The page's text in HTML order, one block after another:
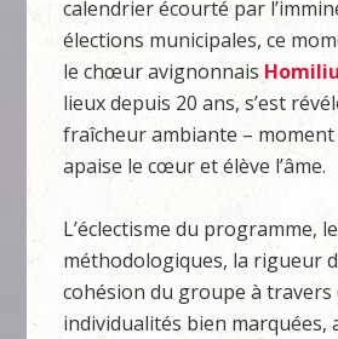
calendrier écourté par
élections municipales, ce
le chœur avignonnais
lieux depuis 20 ans, s’est
fraîcheur ambiante – moment
apaise le cœur et élève l’âme.
L’éclectisme du programme,
méthodologiques, la rigueur
cohésion du groupe à travers
individualités bien marquées,